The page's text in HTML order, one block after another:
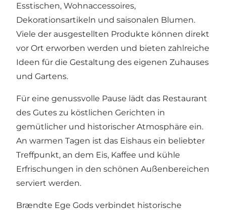
Esstischen, Wohnaccessoires,
Dekorationsartikeln und saisonalen Blumen.
Viele der ausgestellten Produkte können direkt
vor Ort erworben werden und bieten zahlreiche
Ideen für die Gestaltung des eigenen Zuhauses
und Gartens.
Für eine genussvolle Pause lädt das Restaurant
des Gutes zu köstlichen Gerichten in
gemütlicher und historischer Atmosphäre ein.
An warmen Tagen ist das Eishaus ein beliebter
Treffpunkt, an dem Eis, Kaffee und kühle
Erfrischungen in den schönen Außenbereichen
serviert werden.
Brændte Ege Gods verbindet historische